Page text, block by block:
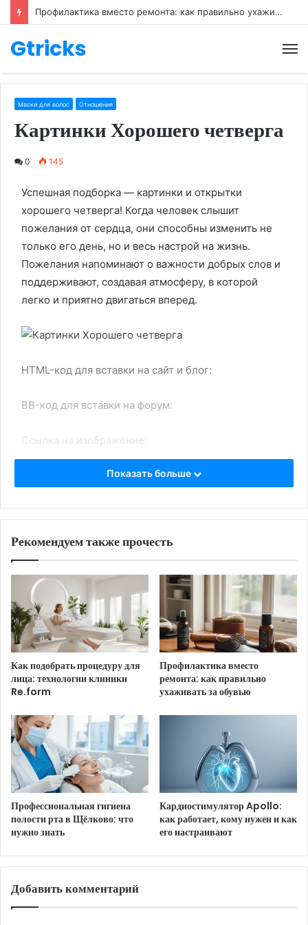
Профилактика вместо ремонта: как правильно ухаживать за обувью
Gtricks
Маски для волос Отношения
Картинки Хорошего четверга
0 145
Успешная подборка — картинки и открытки
хорошего четверга! Когда человек слышит
пожелания от сердца, они способны изменить не
только его день, но и весь настрой на жизнь.
Пожелания напоминают о важности добрых слов и
поддерживают, создавая атмосферу, в которой
легко и приятно двигаться вперед.
HTML-код для вставки на сайт и блог:
BB-код для вставки на форум:
Ссылка на изображение:
Отличных событий и встреч.
HTML-код для вставки на сайт и блог:
BB-код для вставки на форум:
Ссылка на изображение:
Бабочка, ромашковое поле.
HTML-код для вставки на сайт и блог:
BB-код для вставки на форум:
Ссылка на изображение:
Хорошего четверга!
HTML-код для вставки на сайт и блог:
Показать больше
Рекомендуем также прочесть
Как подобрать процедуру для
лица: технологии клиники
Re.form
Профилактика вместо
ремонта: как правильно
ухаживать за обувью
Профессиональная гигиена
полости рта в Щёлково: что
нужно знать
Кардиостимулятор Apollo:
как работает, кому нужен и как
его настраивают
Добавить комментарий